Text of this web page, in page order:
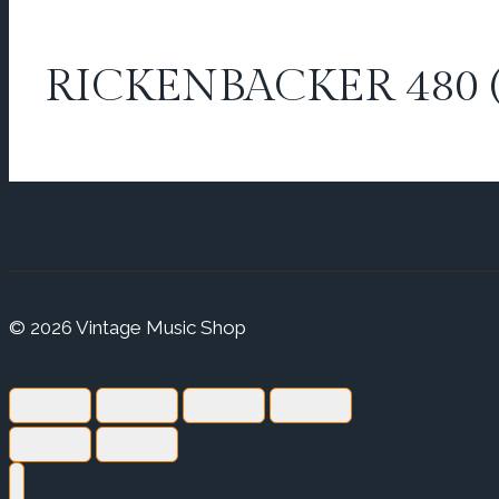
RICKENBACKER 480
© 2026 Vintage Music Shop